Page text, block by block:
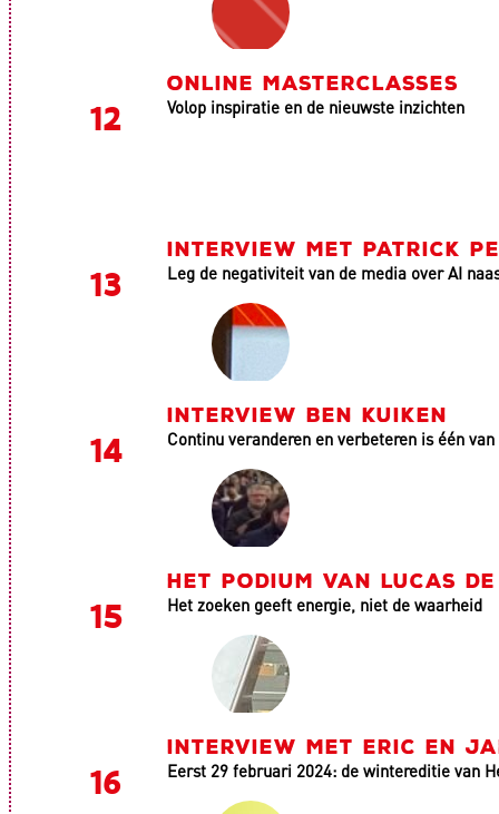
ONLINE MASTERCLASSES
Volop inspiratie en de nieuwste inzichten
INTERVIEW MET PATRICK
Leg de negativiteit van de media over AI
INTERVIEW BEN KUIKEN
Continu veranderen en verbeteren is één
HET PODIUM VAN LUCAS
Het zoeken geeft energie, niet de waarheid
INTERVIEW MET ERIC EN
Eerst 29 februari 2024: de wintereditie van